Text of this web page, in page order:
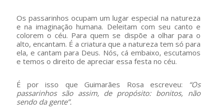
Os passarinhos ocupam um lugar especial na natureza
e na imaginação humana. Deleitam com seu canto e
colorem o céu. Para quem se dispõe a olhar para o
alto, encantam. É a criatura que a natureza tem só para
ela, e cantam para Deus. Nós, cá embaixo, escutamos
e temos o direito de apreciar essa festa no céu.
É por isso que Guimarães Rosa escreveu: “Os
passarinhos são assim, de propósito: bonitos, não
sendo da gente”.